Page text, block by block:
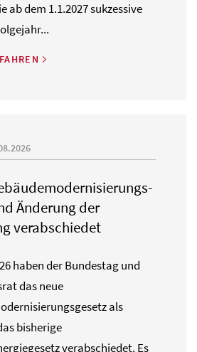
ab dem 1.1.2027 sukzessive
Änderung der
verabschiedet
haben der Bundestag und
das neue
als
bisherige
verabschiedet. Es